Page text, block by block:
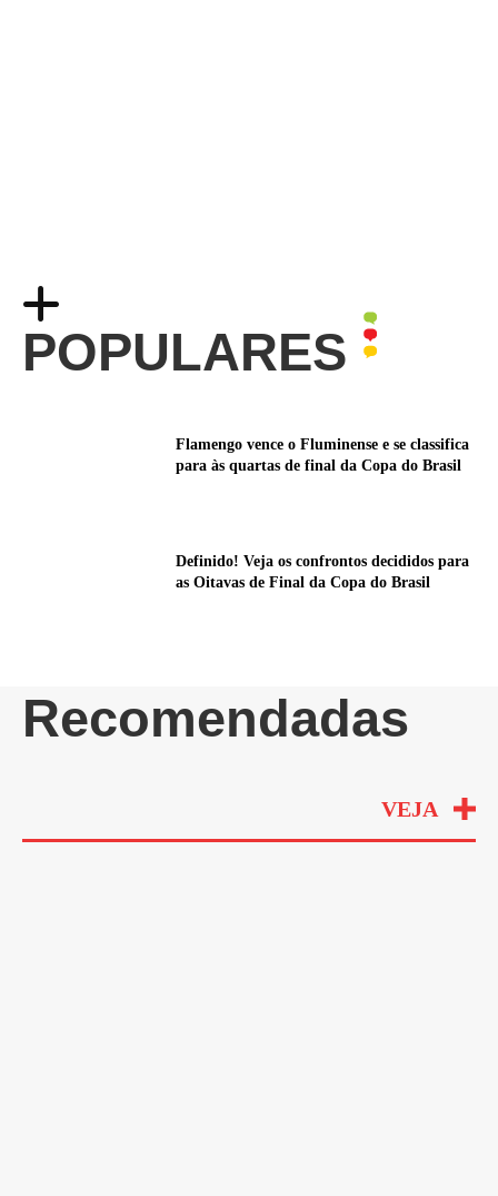
POPULARES
Flamengo vence o Fluminense e se classifica
para às quartas de final da Copa do Brasil
Definido! Veja os confrontos decididos para
as Oitavas de Final da Copa do Brasil
Recomendadas
VEJA